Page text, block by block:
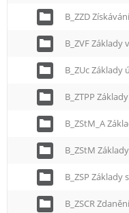
B_ZZD
B_ZVF
B_ZUc Základy
B_ZTPP
B_ZStM_A
B_ZStM
B_ZSP
B_ZSCR